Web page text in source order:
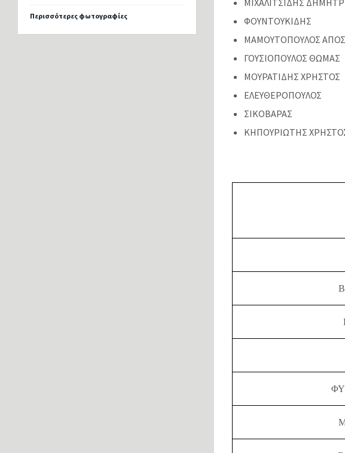
ΜΙΧΑΛΙΤΣΙΔΗΣ
ΦΟΥΝΤΟΥΚΙΔΗΣ
ΜΑΜΟΥΤΟΠΟΥΛΟΣ
ΓΟΥΣΙΟΠΟΥΛΟΣ ΘΩΜΑΣ
ΜΟΥΡΑΤΙΔΗΣ ΧΡΗΣΤΟΣ
ΕΛΕΥΘΕΡΟΠΟΥΛΟΣ
ΣΙΚΟΒΑΡΑΣ
ΚΗΠΟΥΡΙΩΤΗΣ
Περισσότερες φωτογραφίες